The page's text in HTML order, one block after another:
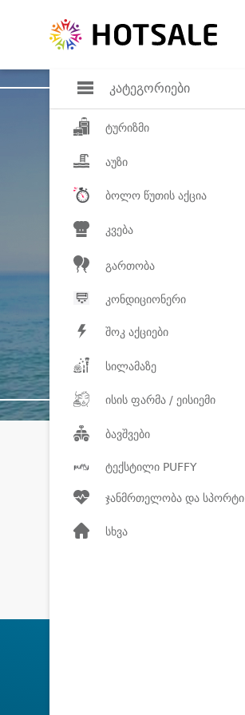
კატეგორიები
ტურიზმი
აუზი
ბოლო წუთის აქცია
კვება
გართობა
კონდიციონერი
შოკ აქციები
სილამაზე
ისის ფარმა / ეისიემი
ბავშვები
ტექსტილი PUFFY
ჯანმრთელობა და სპორტი
სხვა